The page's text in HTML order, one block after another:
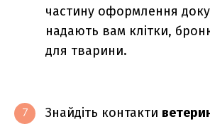
частину оформлення
надають вам клітки,
для тварини.
7 Знайдіть контакти